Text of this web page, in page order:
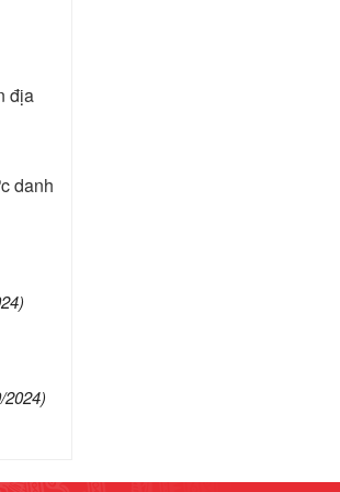
địa
danh
2024)
Số kí hiệu:292/2026/NĐ-CP